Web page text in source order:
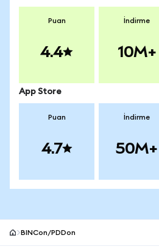
Puan
4.4
İndirme
10M+
App Store
Puan
4.7
İndirme
50M+
BINCon/PDDon